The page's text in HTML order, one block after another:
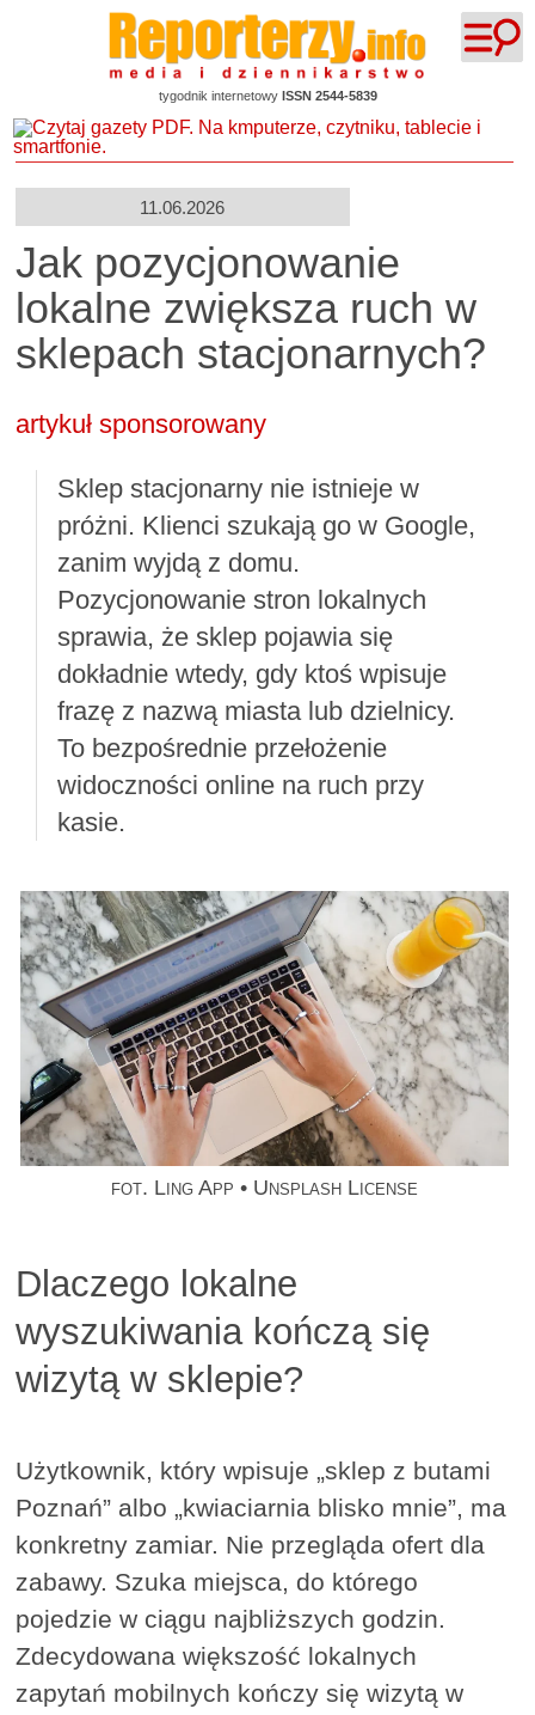
tygodnik internetowy ISSN 2544-5839
11.06.2026
Jak pozycjonowanie
lokalne zwiększa ruch w
sklepach stacjonarnych?
artykuł sponsorowany
Sklep stacjonarny nie istnieje w
próżni. Klienci szukają go w Google,
zanim wyjdą z domu.
Pozycjonowanie stron lokalnych
sprawia, że sklep pojawia się
dokładnie wtedy, gdy ktoś wpisuje
frazę z nazwą miasta lub dzielnicy.
To bezpośrednie przełożenie
widoczności online na ruch przy
kasie.
fot. Ling App • Unsplash License
Dlaczego lokalne
wyszukiwania kończą się
wizytą w sklepie?
Użytkownik, który wpisuje „sklep z butami
Poznań” albo „kwiaciarnia blisko mnie”, ma
konkretny zamiar. Nie przegląda ofert dla
zabawy. Szuka miejsca, do którego
pojedzie w ciągu najbliższych godzin.
Zdecydowana większość lokalnych
zapytań mobilnych kończy się wizytą w